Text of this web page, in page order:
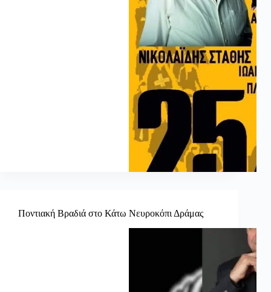
Ποντιακή Βραδιά στο Κάτω Νευροκόπι Δράμας